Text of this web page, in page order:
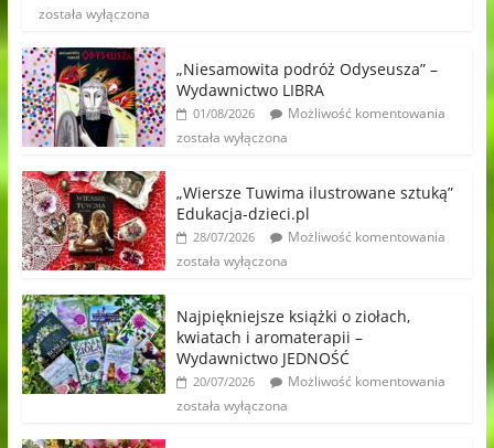
została wyłączona
„Niesamowita podróż Odyseusza” –
Wydawnictwo LIBRA
01/08/2026
Możliwość komentowania
została wyłączona
„Wiersze Tuwima ilustrowane sztuką”
Edukacja-dzieci.pl
28/07/2026
Możliwość komentowania
została wyłączona
Najpiękniejsze książki o ziołach,
kwiatach i aromaterapii –
Wydawnictwo JEDNOŚĆ
20/07/2026
Możliwość komentowania
została wyłączona